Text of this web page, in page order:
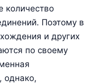
количество
Поэтому в
и других
по своему
однако,